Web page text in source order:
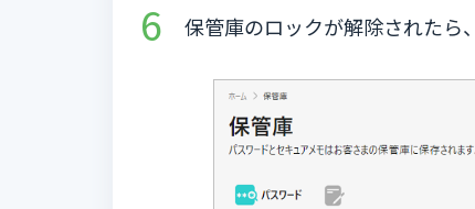
保管庫のロックが解除されたら